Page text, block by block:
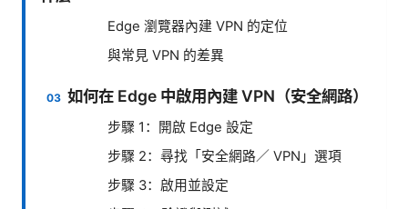
Edge 瀏覽器內建 VPN 的定位
與常見 VPN 的差異
如何在 Edge 中啟用內建 VPN（安全網路）
步驟 1：開啟 Edge 設定
步驟 2：尋找「安全網路／ VPN」選項
步驟 3：啟用並設定